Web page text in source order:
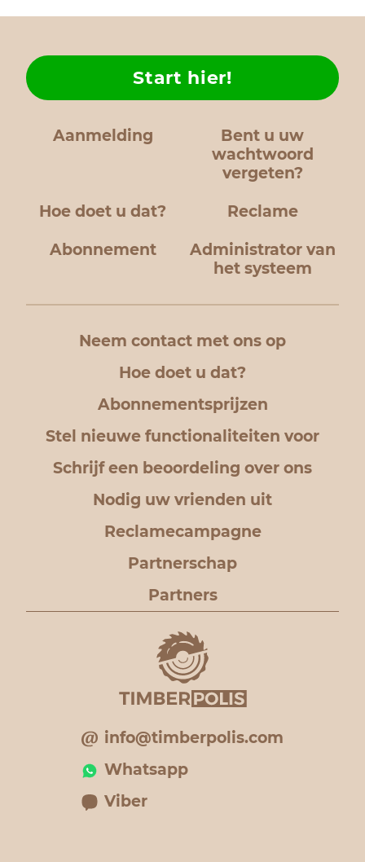
Aanmelding
Bent u uw
wachtwoord
vergeten?
Hoe doet u dat?
Start hier!
Reclame
Abonnement
Administrator van
het systeem
Neem contact met ons op
Hoe doet u dat?
Abonnementsprijzen
Stel nieuwe functionaliteiten voor
Schrijf een beoordeling over ons
Nodig uw vrienden uit
Reclamecampagne
Partnerschap
Partners
info@timberpolis.com
Whatsapp
Viber